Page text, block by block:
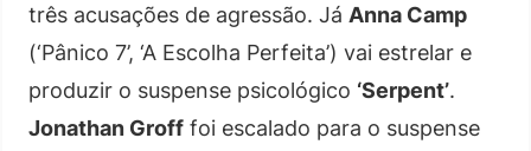
três acusações de agressão. Já Anna Camp
(‘Pânico 7’, ‘A Escolha Perfeita’) vai estrelar e
produzir o suspense psicológico ‘Serpent’.
Jonathan Groff foi escalado para o suspense